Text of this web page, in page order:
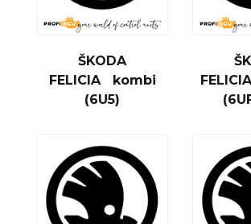
ŠKODA
FELICIA kombi
(6U5)